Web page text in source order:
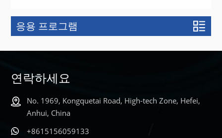
응용 프로그램
연락하세요
No. 1969, Kongquetai Road, High-tech Zone, Hefei,
Anhui, China
+8615156059133